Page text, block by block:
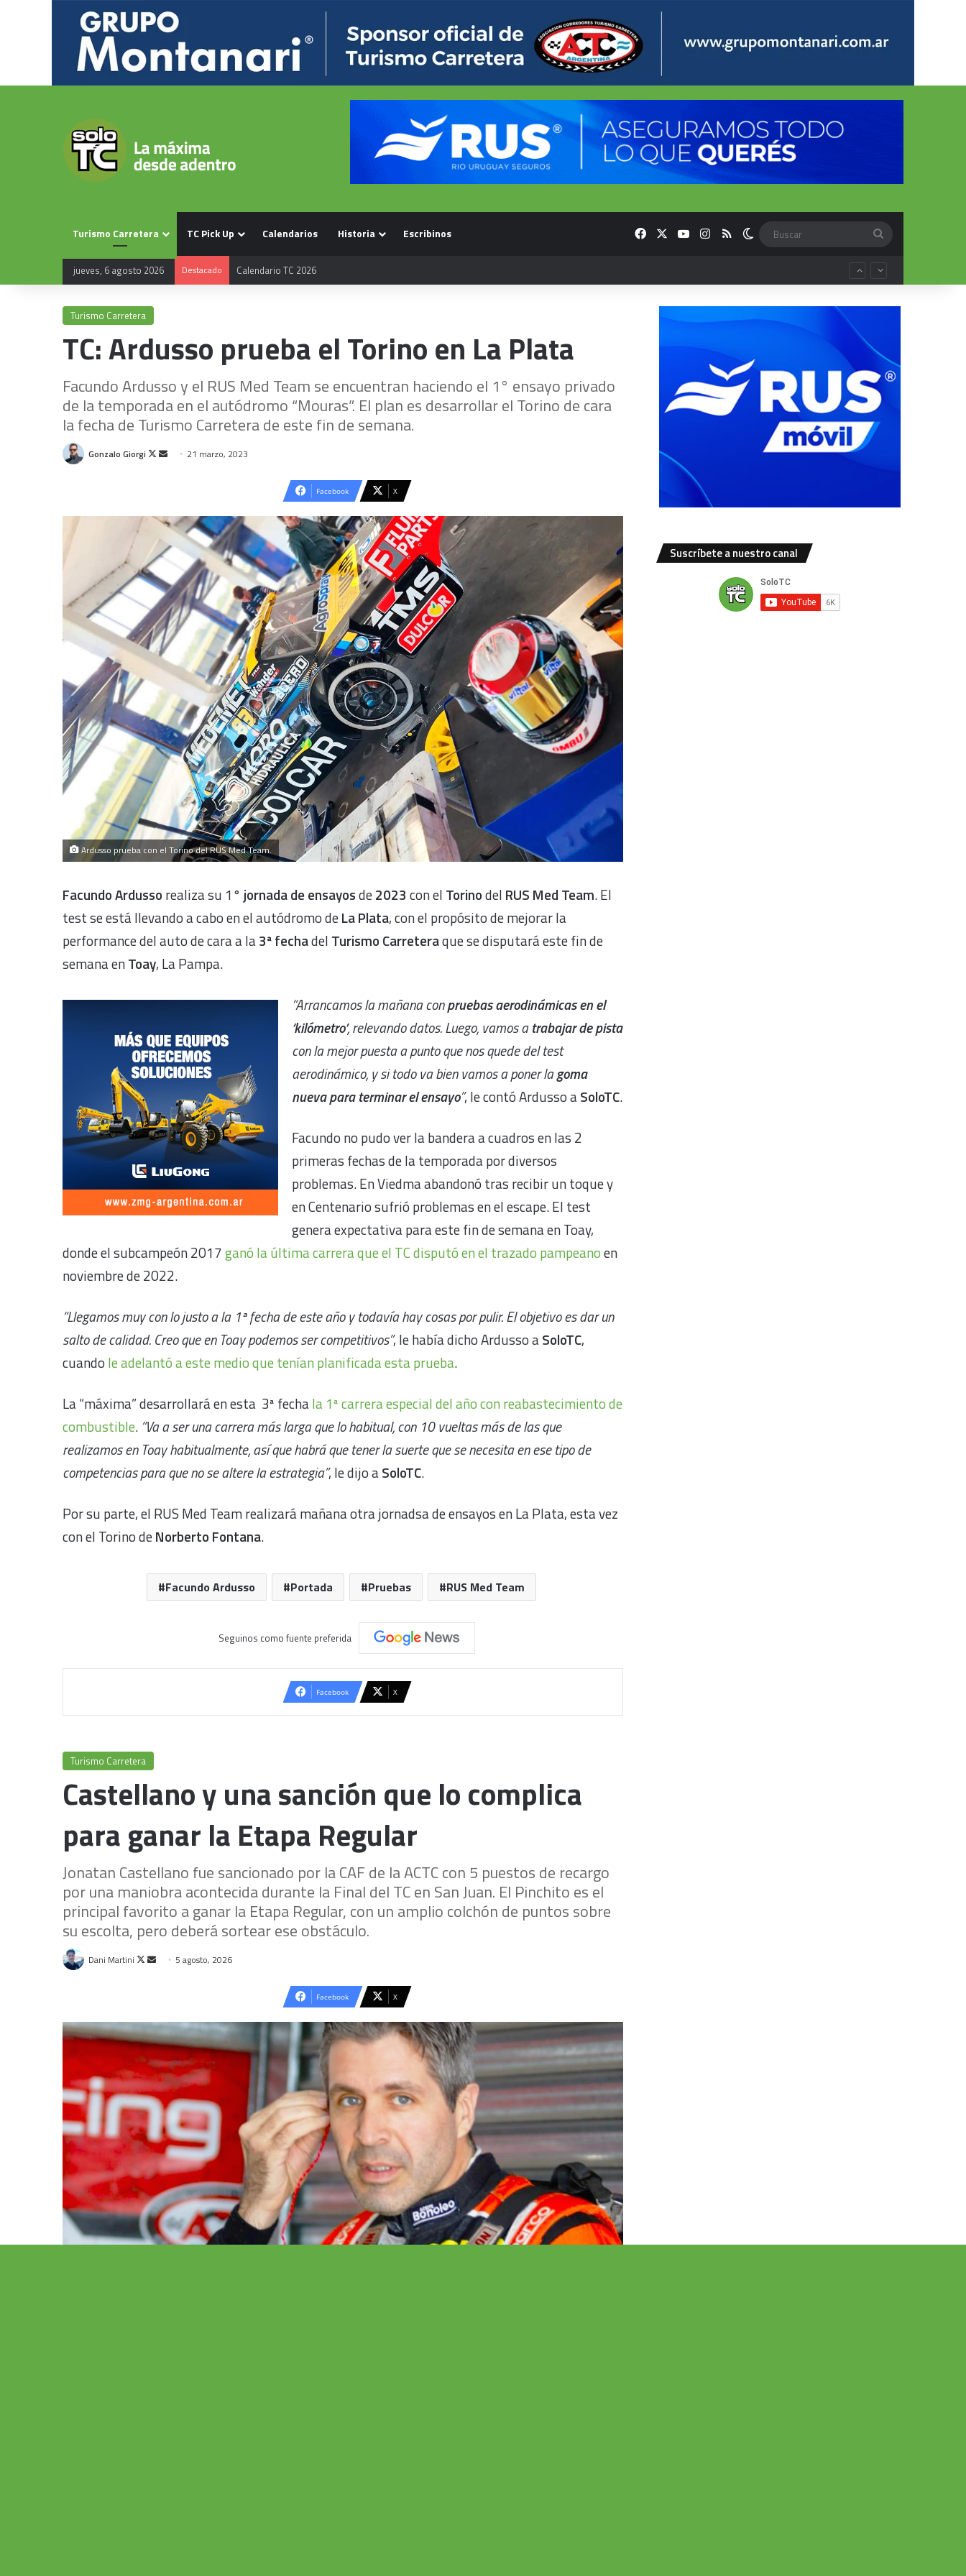
Turismo Carretera TC Pick Up Calendarios Historia Escribinos FacebookYouTubeInstagram
RSS Switch skin
jueves, 6 agosto 2026 Destacado Calendario TC 2026
Turismo Carretera
TC: Ardusso prueba el Torino en La Plata
Facundo Ardusso y el RUS Med Team se encuentran haciendo el 1° ensayo privado
de la temporada en el autódromo “Mouras”. El plan es desarrollar el Torino de cara
la fecha de Turismo Carretera de este fin de semana.
Gonzalo Giorgi
Follow
Send 21 marzo, 2023
Facebook X
Ardusso prueba con el Torino del RUS Med Team.
Facundo Ardusso realiza su 1° jornada de ensayosde2023 con el Torinodel RUS Med Team. El
test se está llevando a cabo en el autódromo deLa Plata, con el propósito de mejorar la
performance del auto de cara a la3ª fechadel Turismo Carreteraque se disputará este fin de
semana enToay, La Pampa.
“Arrancamos la mañana conpruebas aerodinámicas en el
‘kilómetro’, relevando datos. Luego, vamos atrabajar de pista
con la mejor puesta a punto que nos quede del test
aerodinámico, y si todo va bien vamos a poner lagoma
nueva para terminar el ensayo”, le contó Ardusso aSoloTC.
Facundo no pudo ver la bandera a cuadros en las 2
primeras fechas de la temporada por diversos
problemas. En Viedma abandonó tras recibir un toque y
en Centenario sufrió problemas en el escape. El test
genera expectativa para este fin de semana en Toay,
donde el subcampeón 2017ganó la última carrera que el TC disputó en el trazado pampeanoen
noviembre de 2022.
“Llegamos muy con lo justo a la 1ª fecha de este año y todavía hay cosas por pulir. El objetivo es dar un
salto de calidad. Creo que en Toay podemos ser competitivos”, le había dicho Ardusso aSoloTC,
cuando le adelantó a este medio que tenían planificada esta prueba.
La “máxima” desarrollará en esta 3ª fechala 1ª carrera especial del año con reabastecimiento de
combustible. “Va a ser una carrera más larga que lo habitual, con 10 vueltas más de las que
realizamos en Toay habitualmente, así que habrá que tener la suerte que se necesita en ese tipo de
competencias para que no se altere la estrategia”, le dijo aSoloTC.
Por su parte, el RUS Med Team realizará mañana otra jornadsa de ensayos en La Plata, esta vez
con el Torino deNorberto Fontana.
Facundo Ardusso Portada Pruebas RUS Med Team
Seguinos como fuente preferida
Facebook X
Suscríbete a nuestro canal